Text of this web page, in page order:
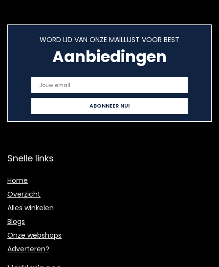
WORD LID VAN ONZE MAILLIJST VOOR BEST
Aanbiedingen
Snelle links
Home
Overzicht
Alles winkelen
Blogs
Onze webshops
Adverteren?